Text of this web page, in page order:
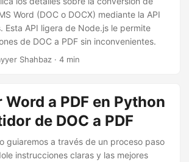
Word (DOC o DOCX) mediante la API
Esta API ligera de Node.js le permite
de DOC a PDF sin inconvenientes.
Shahbaz · 4 min
a PDF en Python
de DOC a PDF
guiaremos a través de un proceso paso
instrucciones claras y las mejores